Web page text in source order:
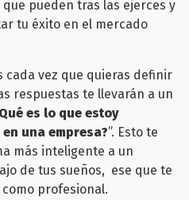
pueden tras las ejerces y
tu éxito en el mercado
cada vez que quieras definir
respuestas te llevarán a un
es lo que estoy
una empresa?”. Esto te
más inteligente a un
de tus sueños, ese que te
profesional.